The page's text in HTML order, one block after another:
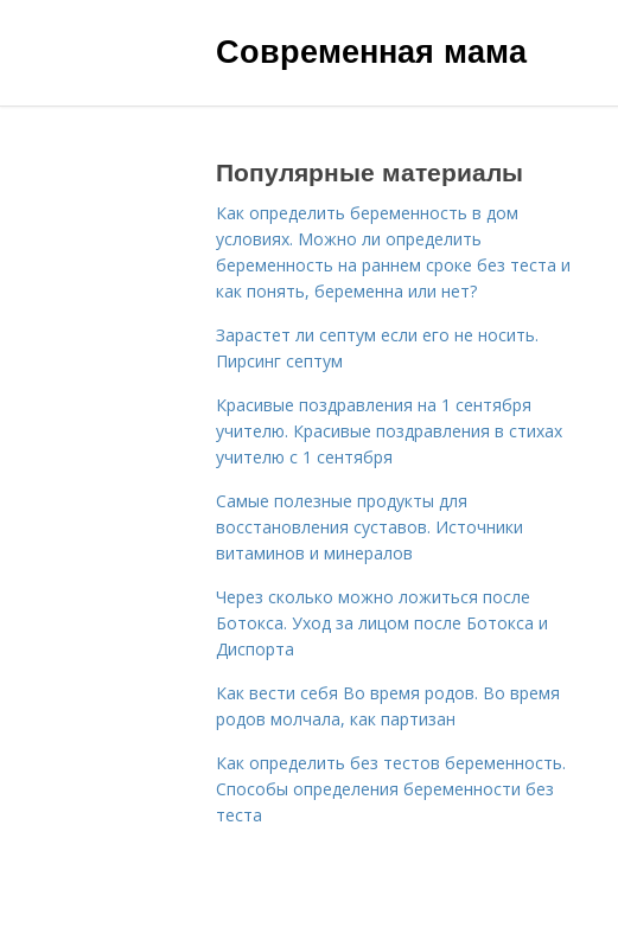
Современная мама
Популярные материалы
Как определить беременность в дом
условиях. Можно ли определить
беременность на раннем сроке без теста и
как понять, беременна или нет?
Зарастет ли септум если его не носить.
Пирсинг септум
Красивые поздравления на 1 сентября
учителю. Красивые поздравления в стихах
учителю с 1 сентября
Самые полезные продукты для
восстановления суставов. Источники
витаминов и минералов
Через сколько можно ложиться после
Ботокса. Уход за лицом после Ботокса и
Диспорта
Как вести себя Во время родов. Во время
родов молчала, как партизан
Как определить без тестов беременность.
Способы определения беременности без
теста